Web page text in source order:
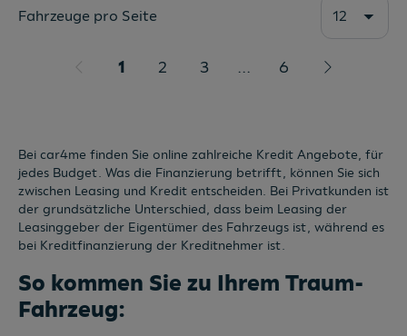
Fahrzeuge pro Seite 12
1 2 3 ... 6
Bei car4me finden Sie online zahlreiche Kredit Angebote, für
jedes Budget. Was die Finanzierung betrifft, können Sie sich
zwischen Leasing und Kredit entscheiden. Bei Privatkunden ist
der grundsätzliche Unterschied, dass beim Leasing der
Leasinggeber der Eigentümer des Fahrzeugs ist, während es
bei Kreditfinanzierung der Kreditnehmer ist.
So kommen Sie zu Ihrem Traum-
Fahrzeug: